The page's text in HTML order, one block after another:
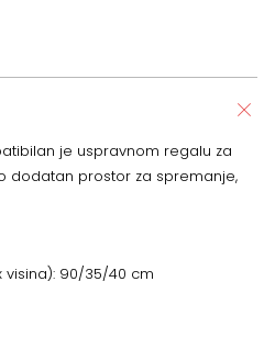
je uspravnom regalu za
dodatan prostor za spremanje,
visina): 90/35/40 cm